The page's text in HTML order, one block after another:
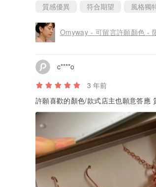
質感優異 符合期望 風格獨
Omyway - 可留言許願顏色 -
c****o
3 年前
許願喜歡的顏色/款式店主也願意答應